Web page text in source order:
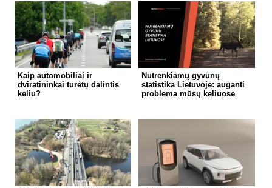
Kaip automobiliai ir
dviratininkai turėtų dalintis
keliu?
Nutrenkiamų gyvūnų
statistika Lietuvoje: auganti
problema mūsų keliuose